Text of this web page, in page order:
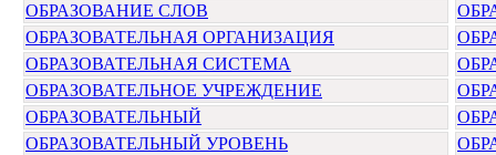
ОБРАЗОВАНИЕ СЛОВ
ОБРАЗОВАТЕЛЬНАЯ ОРГАНИЗАЦИЯ
ОБРАЗОВАТЕЛЬНАЯ СИСТЕМА
ОБРАЗОВАТЕЛЬНОЕ УЧРЕЖДЕНИЕ
ОБРАЗОВАТЕЛЬНЫЙ
ОБРАЗОВАТЕЛЬНЫЙ УРОВЕНЬ